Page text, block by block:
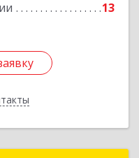
13
Подробнее